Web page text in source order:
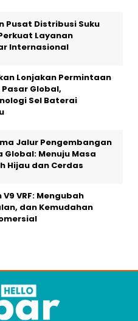
Pusat Distribusi Suku
Layanan
Internasional
Lonjakan Permintaan
Pasar Global,
Sel Baterai
Jalur Pengembangan
Global: Menuju Masa
Hijau dan Cerdas
VRF: Mengubah
dan Kemudahan